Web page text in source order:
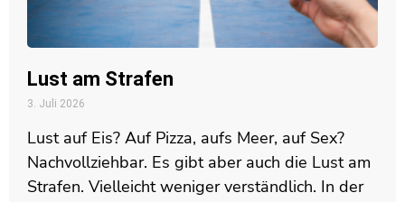
Lust am Strafen
3. Juli 2026
Lust auf Eis? Auf Pizza, aufs Meer, auf Sex?
Nachvollziehbar. Es gibt aber auch die Lust am
Strafen. Vielleicht weniger verständlich. In der